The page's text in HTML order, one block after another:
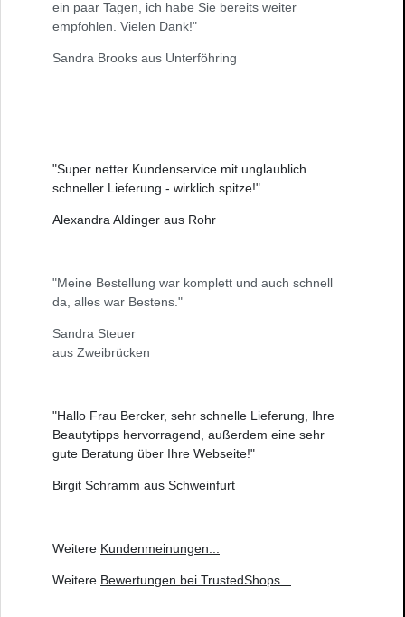
ein paar Tagen, ich habe Sie bereits weiter
empfohlen. Vielen Dank!"
Sandra Brooks aus Unterföhring
"Super netter Kundenservice mit unglaublich
schneller Lieferung - wirklich spitze!"
Alexandra Aldinger aus Rohr
"Meine Bestellung war komplett und auch schnell
da, alles war Bestens."
Sandra Steuer
aus Zweibrücken
"Hallo Frau Bercker, sehr schnelle Lieferung, Ihre
Beautytipps hervorragend, außerdem eine sehr
gute Beratung über Ihre Webseite!"
Birgit Schramm aus Schweinfurt
Weitere Kundenmeinungen
Weitere Bewertungen bei TrustedShops